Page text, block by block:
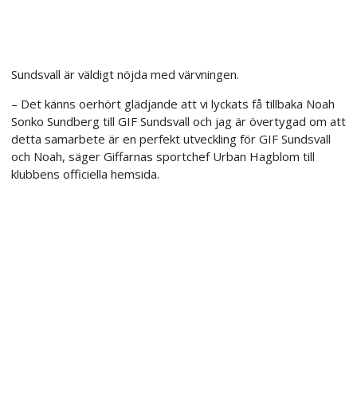
Sundsvall är väldigt nöjda med värvningen.
– Det känns oerhört glädjande att vi lyckats få tillbaka Noah
Sonko Sundberg till GIF Sundsvall och jag är övertygad om att
detta samarbete är en perfekt utveckling för GIF Sundsvall
och Noah, säger Giffarnas sportchef Urban Hagblom till
klubbens officiella hemsida.